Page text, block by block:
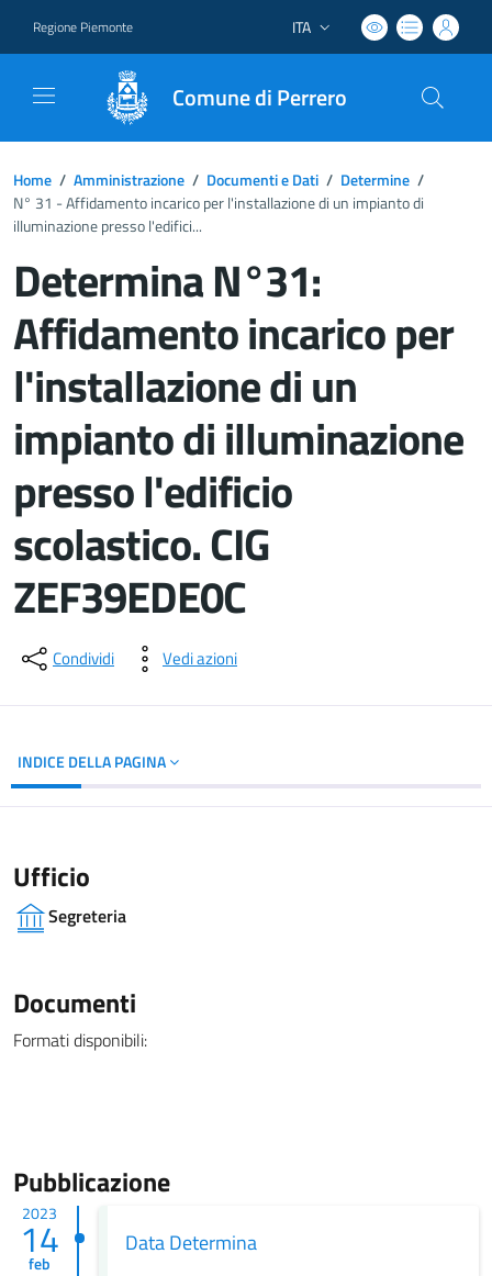
Regione Piemonte Lingua attiva:
ITA
Comune di Perrero
Home / Amministrazione / Documenti e Dati / Determine /
N° 31 - Affidamento incarico per l'installazione di un impianto di
illuminazione presso l'edifici...
Determina N°31:
Affidamento incarico per
l'installazione di un
impianto di illuminazione
presso l'edificio
scolastico. CIG
ZEF39EDE0C
Dettagli del documento
Condividi Vedi azioni
INDICE DELLA PAGINA
Ufficio
Segreteria
Documenti
Formati disponibili:
Pubblicazione
2023
14
feb
Data Determina